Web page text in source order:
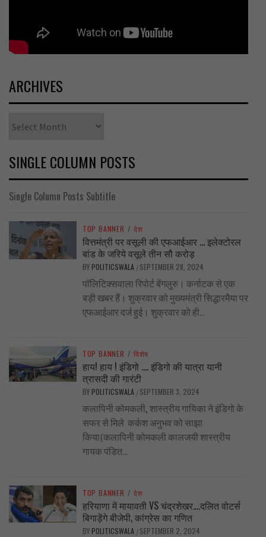
ARCHIVES
SINGLE COLUMN POSTS
Single Column Posts Subtitle
TOP BANNER / देश
वित्तमंत्री पर वसूली की एफआईआर … इलेक्टोरल
बांड के जरिये वसूले तीन सौ करोड़
BY POLITICSWALA / SEPTEMBER 28, 2024
पॉलिटिक्सवाला रिपोर्ट बेंगलुरु। कर्नाटक से एक
बड़ी खबर हैं। शुक्रवार को मुख्यमंत्री सिद्धारमैया पर
एफआईआर दर्ज हुई। शुक्रवार को ही...
TOP BANNER / विशेष
हाय! हाय ! इंडिगो …. इंडिगो की यात्रा यानी
त्रासदी की गारंटी
BY POLITICSWALA / SEPTEMBER 3, 2024
कलापिनी कोमकली, शास्त्रीय गायिका ने इंडिगो के
सफर से मिले कर्कश अनुभव को साझा
किया(कलापिनी कोमकली कालजयी शास्त्रीय
गायक पंडित...
TOP BANNER / देश
हरियाणा में मायावती VS चंद्रशेखर….दलित वोटर्स
बिगाड़ेंगे बीजेपी, कांग्रेस का गणित
BY POLITICSWALA / SEPTEMBER 2, 2024